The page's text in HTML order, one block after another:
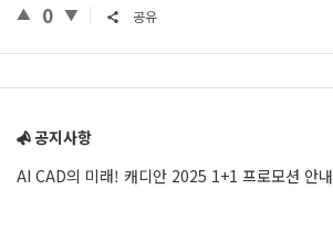
0 공유
공지사항
AI CAD의 미래! 캐디안 2025 1+1 프로모션 안내